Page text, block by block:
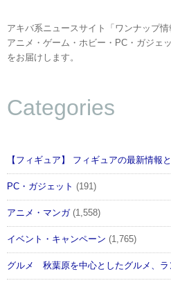
アキバ系ニュースサイト「ワンナップ情
アニメ・ゲーム・ホビー・PC・ガジェ
をお届けします。
Categories
【フィギュア】 フィギュアの最新情報
PC・ガジェット (191)
アニメ・マンガ(1,558)
イベント・キャンペーン (1,765)
グルメ 秋葉原を中心としたグルメ、